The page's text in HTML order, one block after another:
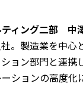
ィング二部 中
。製造業を中心
ョン部門と連
ションの高度化